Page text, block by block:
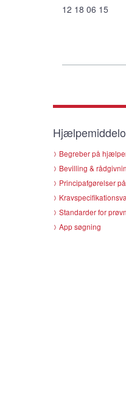
12 18 06 15
Begreber på
Bevilling &
Principafgørelser
Standarder for
App søgning